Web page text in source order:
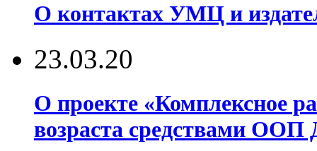
О контактах УМЦ и
23.03.20
О проекте «Комплексное
возраста средствами ООП